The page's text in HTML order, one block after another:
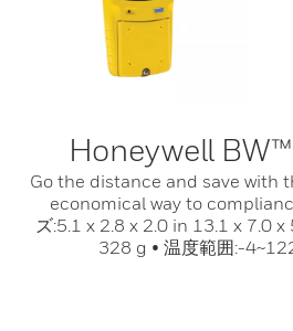
Honeywell
Go the distance and save with
economical way to
ズ:5.1 x 2.8 x 2.0 in 13.1 x 7.0 x
328 g • 温度範囲:-